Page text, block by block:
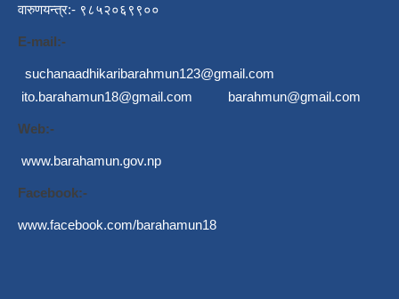
वारुणयन्त्र:- ९८५२०६९९००
E-mail:-
suchanaadhikaribarahmun123@gmail.com
ito.barahamun18@gmail.com
barahmun@gmail.com
Web:-
www.barahamun.gov.np
Facebook:-
www.facebook.com/barahamun18